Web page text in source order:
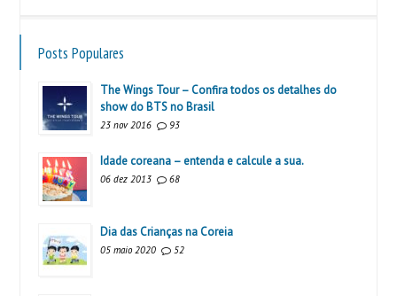
Posts Populares
The Wings Tour – Confira todos os detalhes do
show do BTS no Brasil
23 nov 2016 93
Idade coreana – entenda e calcule a sua.
06 dez 2013 68
Dia das Crianças na Coreia
05 maio 2020 52